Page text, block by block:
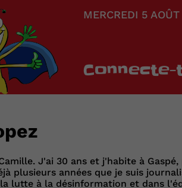
MERCREDI 5
J'ai 30 ans et j'habite à
plusieurs années que je suis
lutte à la désinformation et dans